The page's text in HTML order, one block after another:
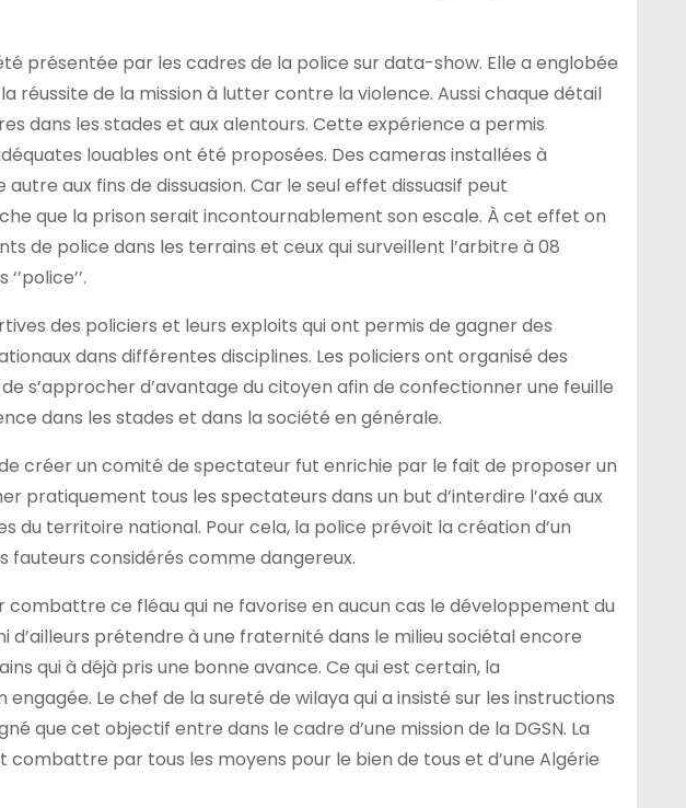
présentée par les cadres de la police sur data-show. Elle a englobée
réussite de la mission à lutter contre la violence. Aussi chaque détail
dans les stades et aux alentours. Cette expérience a permis
louables ont été proposées. Des cameras installées à
aux fins de dissuasion. Car le seul effet dissuasif peut
que la prison serait incontournablement son escale. À cet effet on
de police dans les terrains et ceux qui surveillent l’arbitre à 08
des policiers et leurs exploits qui ont permis de gagner des
dans différentes disciplines. Les policiers ont organisé des
s’approcher d’avantage du citoyen afin de confectionner une feuille
dans les stades et dans la société en générale.
créer un comité de spectateur fut enrichie par le fait de proposer un
pratiquement tous les spectateurs dans un but d’interdire l’axé aux
du territoire national. Pour cela, la police prévoit la création d’un
considérés comme dangereux.
ce fléau qui ne favorise en aucun cas le développement du
prétendre à une fraternité dans le milieu sociétal encore
qui à déjà pris une bonne avance. Ce qui est certain, la
Le chef de la sureté de wilaya qui a insisté sur les instructions
que cet objectif entre dans le cadre d’une mission de la DGSN. La
combattre par tous les moyens pour le bien de tous et d’une Algérie